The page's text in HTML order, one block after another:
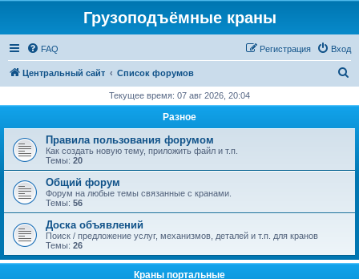
Грузоподъёмные краны
FAQ Вход
Регистрация
Центральный сайт Список форумов
с
Текущее время: 07 авг 2026, 20:04
Разное
Правила пользования форумом
Как создать новую тему, приложить файл и т.п.
Темы: 20
Общий форум
Форум на любые темы связанные с кранами.
Темы: 56
Доска объявлений
Поиск / предложение услуг, механизмов, деталей и т.п. для кранов
Темы: 26
Краны портальные